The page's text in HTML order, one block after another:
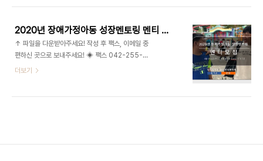
2020년 장애가정아동 성장멘토링 멘티 신청서 및 개인정보 동의서
↑ 파일을 다운받아주세요! 작성 후 팩스, 이메일 중
편하신 곳으로 보내주세요! ◈ 팩스 042-255-
6416 ◈ 이메일 djsrpd@naver.com 문의 ◈
더보기